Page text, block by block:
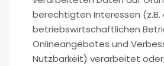
berechtigten Interessen (z.B.
betriebswirtschaftlichen
Onlineangebotes und
Nutzbarkeit) verarbeitet